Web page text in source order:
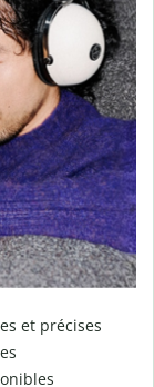
et précises